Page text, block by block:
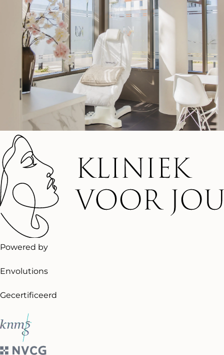
Powered by
Envolutions
Gecertificeerd